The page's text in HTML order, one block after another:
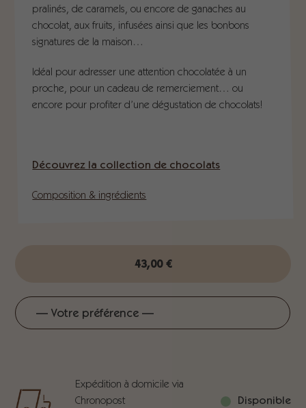
pralinés, de caramels, ou encore de ganaches au
chocolat, aux fruits, infusées ainsi que les bonbons
signatures de la maison…
Idéal pour adresser une attention chocolatée à un
proche, pour un cadeau de remerciement… ou
encore pour profiter d’une dégustation de chocolats!
Découvrez la collection de chocolats
Composition & ingrédients
43,00 €
Expédition à domicile via
Chronopost
Disponible